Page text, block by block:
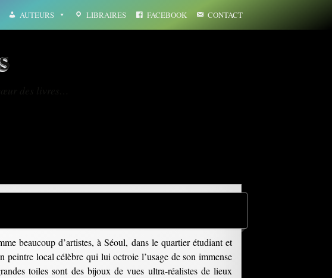
AUTEURS LIBRAIRES FACEBOOK CONTACT
beaucoup d’artistes, à Séoul, dans le quartier étudiant et
peintre local célèbre qui lui octroie l’usage de son immense
toiles sont des bijoux de vues ultra-réalistes de lieux